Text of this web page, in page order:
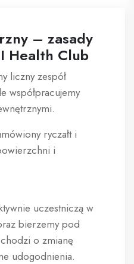
– zasady
Health Club
liczny zespół
współpracujemy
ryczałt i
i
uczestniczą w
bierzemy pod
o zmianę
udogodnienia.